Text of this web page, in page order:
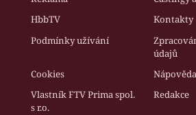
HbbTV
Kontakty
Podmínky užívání
údajů
Cookies
Nápověda
Vlastník FTV Prima spol.
s r.o.
Redakce